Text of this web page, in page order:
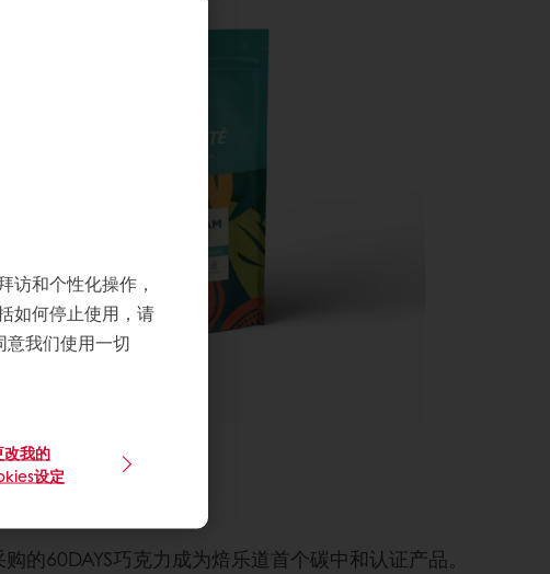
60DAYS巧克力成为焙乐道首个碳中和认证产品。
和个性化操作，
如何停止使用，请
我们使用一切
改我的
设定